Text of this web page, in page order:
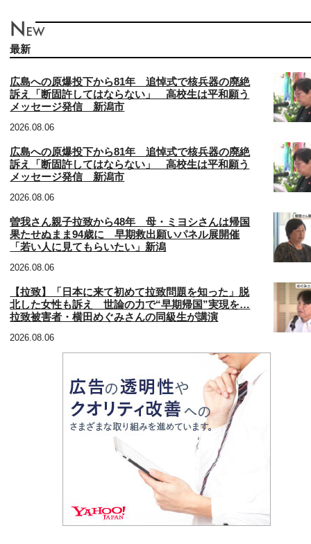
最新
広島への原爆投下から81年 追悼式で核兵器の廃絶
訴え「断固許してはならない」 高校生は平和願う
メッセージ発信 新潟市
2026.08.06
広島への原爆投下から81年 追悼式で核兵器の廃絶
訴え「断固許してはならない」 高校生は平和願う
メッセージ発信 新潟市
2026.08.06
曽我さん親子拉致から48年 母・ミヨシさんは帰国
果たせぬまま94歳に 早期救出願いパネル展開催
「若い人に見てもらいたい」新潟
2026.08.06
【拉致】「日本に来て初めて拉致問題を知った」脱
北した女性も訴え 世論の力で“早期帰国”実現を…
拉致被害者・横田めぐみさんの同級生が講演
2026.08.06